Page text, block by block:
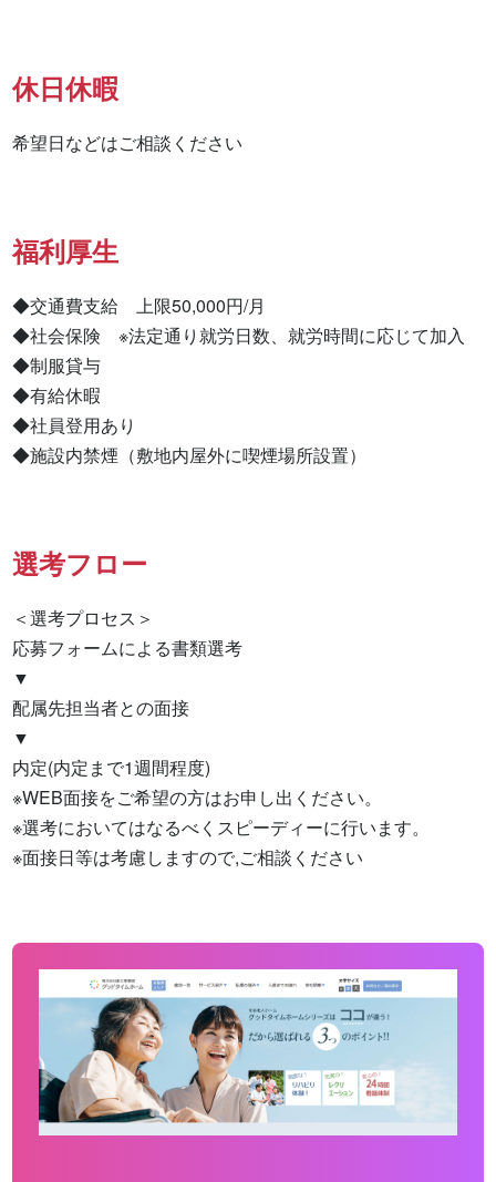
休日休暇
希望日などはご相談ください
福利厚生
◆交通費支給　上限50,000円/月
◆社会保険　※法定通り就労日数、就労時間に応じて加入
◆制服貸与
◆有給休暇
◆社員登用あり
◆施設内禁煙（敷地内屋外に喫煙場所設置）
選考フロー
＜選考プロセス＞
応募フォームによる書類選考
▼
配属先担当者との面接
▼
内定(内定まで1週間程度)
※WEB面接をご希望の方はお申し出ください。
※選考においてはなるべくスピーディーに行います。
※面接日等は考慮しますので,ご相談ください